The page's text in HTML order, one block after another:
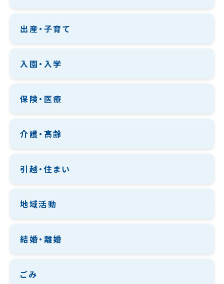
出産・子育て
入園・入学
保険・医療
介護・高齢
引越・住まい
地域活動
結婚・離婚
ごみ